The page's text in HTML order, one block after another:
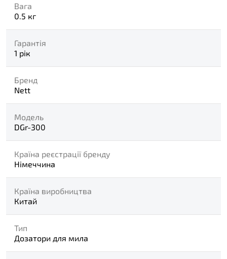
Вага
0.5 кг
Гарантія
1 рік
Бренд
Nett
Модель
DGr-300
Країна реєстрації бренду
Німеччина
Країна виробництва
Китай
Тип
Дозатори для мила